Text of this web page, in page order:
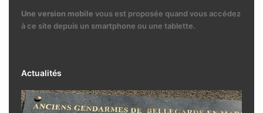
Une version mobile vous est proposée quand vous accédez
à ce site depuis un smartphone ou une tablette.
Actualités